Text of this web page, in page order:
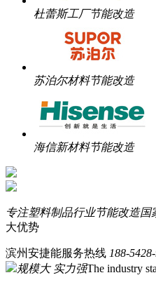
杜蕾斯工厂节能改造
苏泊尔材料节能改造
海信新材料节能改造
专注塑料制品行业节能改造国
大优势
滨州安捷能服务热线 188-
规模大 实力强The industry